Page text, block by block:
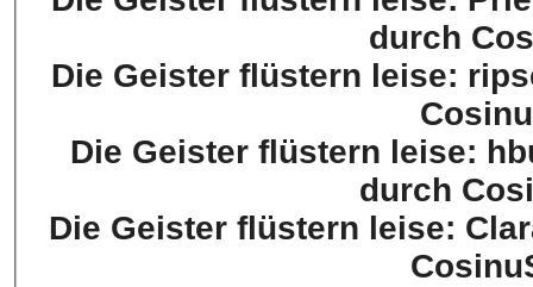
durch
Die Geister flüstern leise:
Die Geister flüstern leise: hburchar (XP:
durch
Die Geister flüstern leise: